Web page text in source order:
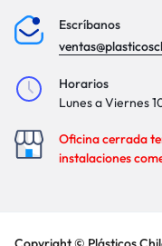
Escríbanos
Horarios
Lunes a Viernes
Oficina cerrada
instalaciones